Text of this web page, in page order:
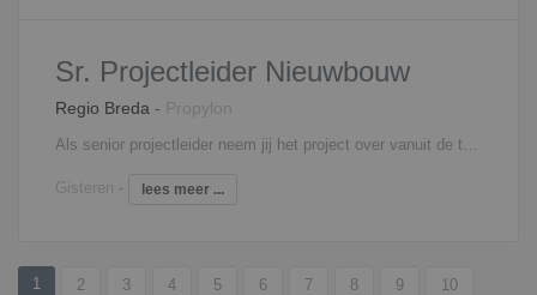
Sr. Projectleider Nieuwbouw
Regio Breda - Propylon
Als senior projectleider neem jij het project over vanuit de tender- of bouwteamfase en begeleidt het verder tot en met realisatie. Je bent zowel technisch- als financieel eindverantwoordelijk van de aan jouw toegewezen nieuwbouwprojecten (veelal grootschalige projecten). Hieronder valt de contacten met de opdrachtgever en alle overige betrokken partijen, het aansturen van het projectteam, de inkoop, kwaliteitsbewaking, voortgangsbewaking en financiële bewaking. De projecten zijn zowel in de woningbouw, als utiliteitsbouw.
Gisteren - lees meer ...
1 2 3 4 5 6 7 8 9 10